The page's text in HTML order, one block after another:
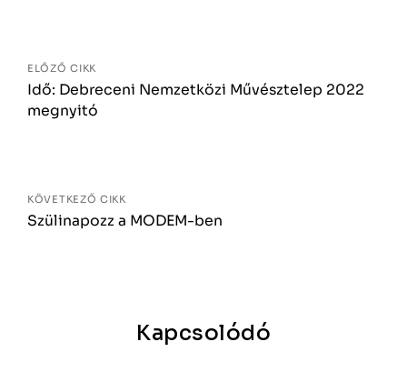
ELŐZŐ CIKK
Idő: Debreceni Nemzetközi Művésztelep 2022
megnyitó
KÖVETKEZŐ CIKK
Szülinapozz a MODEM-ben
Kapcsolódó